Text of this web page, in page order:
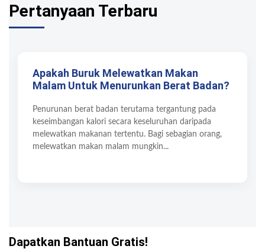
Pertanyaan Terbaru
Apakah Buruk Melewatkan Makan
Malam Untuk Menurunkan Berat Badan?
Penurunan berat badan terutama tergantung pada
keseimbangan kalori secara keseluruhan daripada
melewatkan makanan tertentu. Bagi sebagian orang,
melewatkan makan malam mungkin...
Dapatkan Bantuan Gratis!